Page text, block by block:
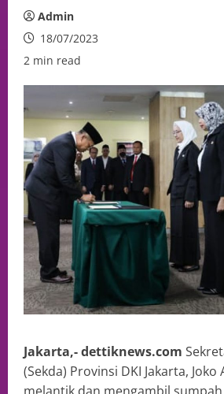
Admin
18/07/2023
2 min read
Jakarta,- dettiknews.com
(Sekda) Provinsi DKI Jakarta, Joko